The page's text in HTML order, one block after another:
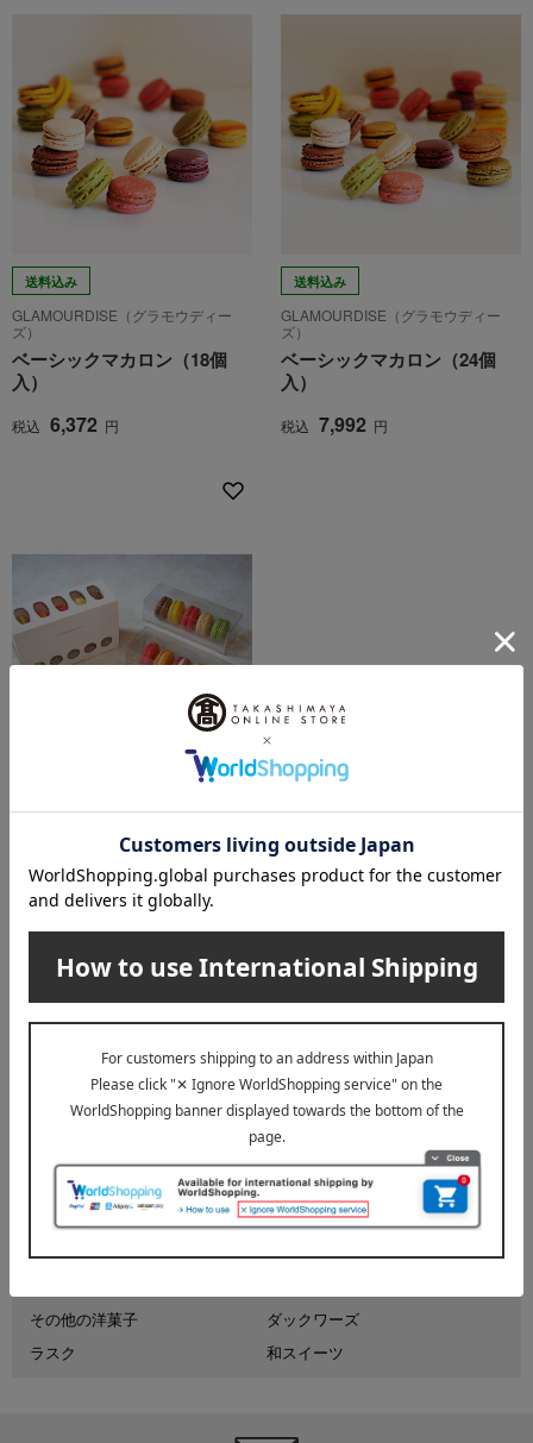
送料込み
GLAMOURDISE（グラモウディー
ズ）
ベーシックマカロン（18個
入）
税込 6,372 円
送料込み
GLAMOURDISE（グラモウディー
ズ）
ベーシックマカロン（24個
入）
税込 7,992 円
ハイアット リージェンシー 東京
和まかろん＆マカロンセット
税込 5,184 円
1
その他のカテゴリ
クッキー
マドレーヌ・フィナンシェ
バームクーヘン
パイ・サブレ・ミルフィーユ
ゼリー・ムース・プリン
シュークリーム
アイス
その他の洋菓子
ダックワーズ
ラスク
和スイーツ